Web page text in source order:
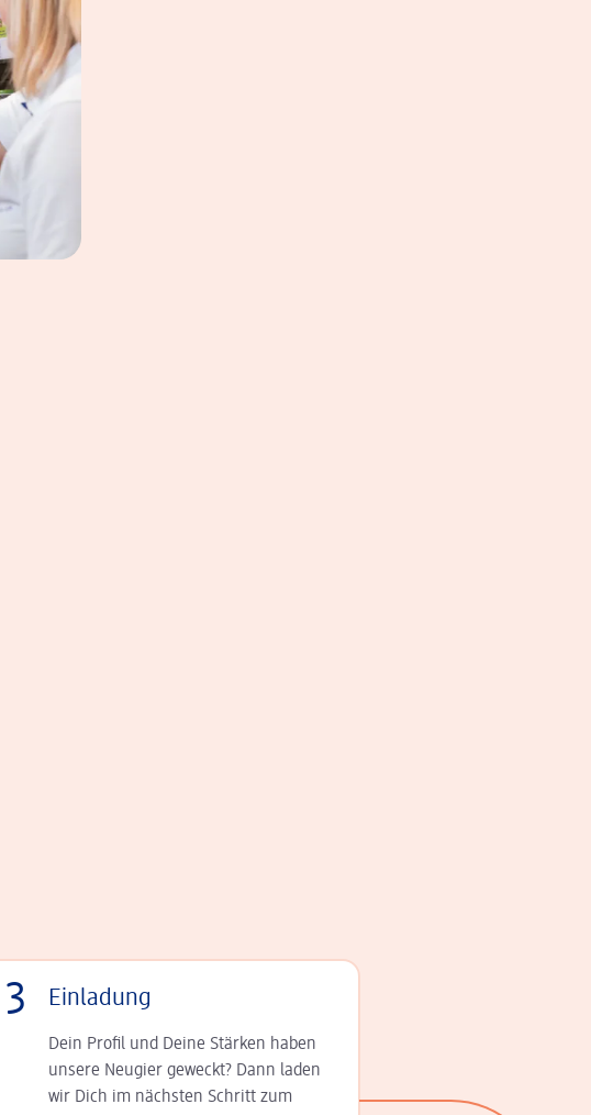
3 Einladung
Dein Profil und Deine Stär­ken haben
unsere Neugier geweckt? Dann laden
wir Dich im nächsten Schritt zum